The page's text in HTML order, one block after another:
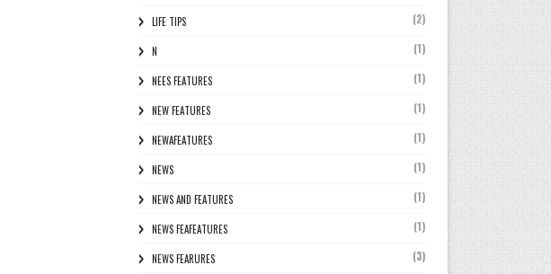
LIFE TIPS (2)
N (1)
NEES FEATURES (1)
NEW FEATURES (1)
NEWAFEATURES (1)
NEWS (1)
NEWS AND FEATURES (1)
NEWS FEAFEATURES (1)
NEWS FEARURES (3)